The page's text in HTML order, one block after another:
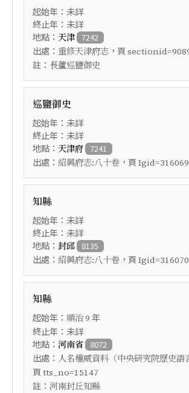
起始年：未詳
終止年：未詳
地點： 天津 7242
出處： 重修天津府志 ，頁
註： 長蘆巡鹽御史
巡鹽御史
起始年：未詳
終止年：未詳
地點： 天津府 7241
出處： 紹興府志:八十卷 ，頁 Igid=316069
知縣
起始年：未詳
終止年：未詳
地點： 封邱 8135
出處： 紹興府志:八十卷 ，頁 Igid=316070
知縣
起始年： 順治9 年
終止年：未詳
地點： 河南省 8072
出處： 人名權威資料（中央研究院歷史語
頁 tts_no=15147
註： 河南封丘知縣